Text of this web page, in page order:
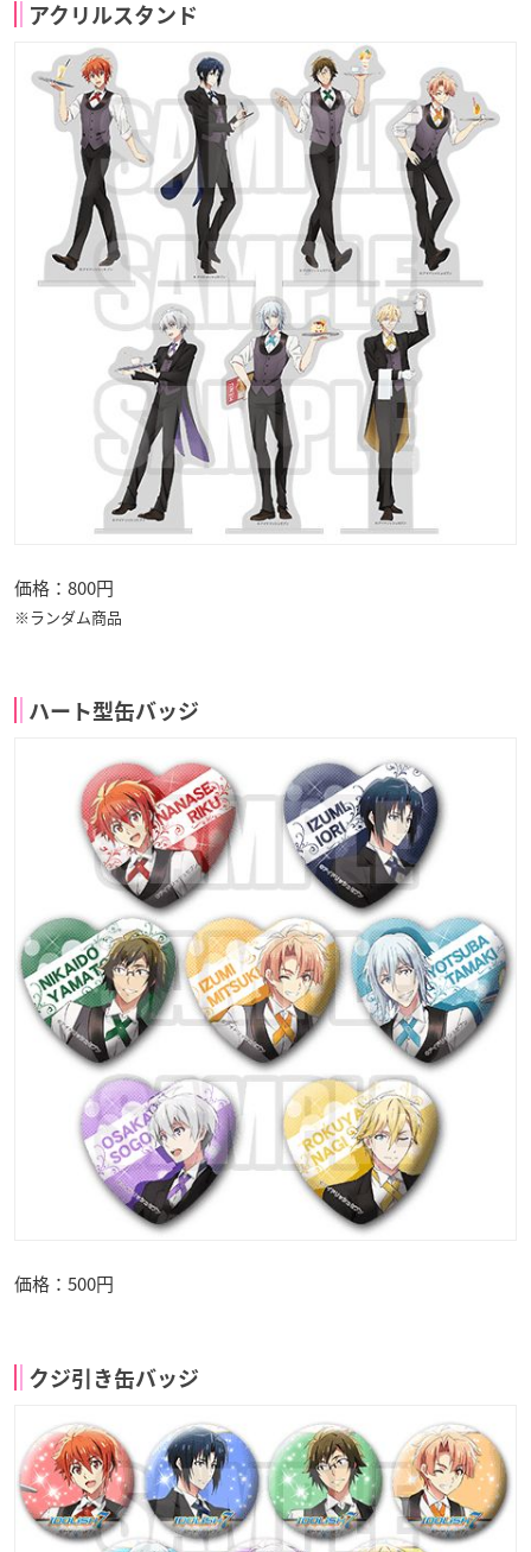
アクリルスタンド
価格：800円
※ランダム商品
ハート型缶バッジ
価格：500円
クジ引き缶バッジ